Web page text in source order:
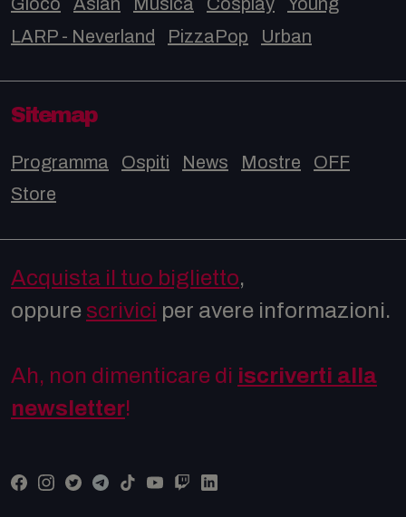
Gioco
Asian Musica Cosplay
Young
LARP - Neverland
PizzaPop Urban
Sitemap
Programma Ospiti News Mostre
OFF
Store
Acquista il tuo biglietto,
oppure scrivici per avere informazioni.
Ah, non dimenticare di iscriverti alla
newsletter!